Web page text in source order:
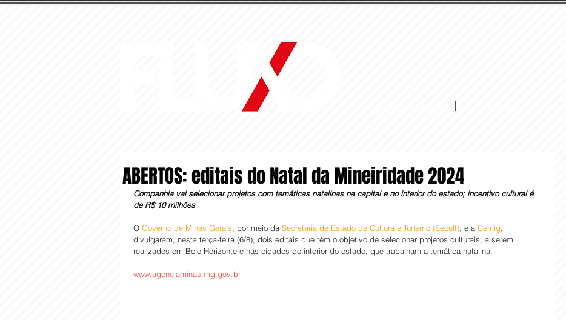
ABERTOS: editais do Natal da Mineiridade 2024
Companhia vai selecionar projetos com temáticas natalinas na capital e no interior do estado; incentivo cultural é
de R$ 10 milhões
O Governo de Minas Gerais , por meio da Secretaria de Estado de Cultura e Turismo (Secult) , e a Cemig
divulgaram, nesta terça-feira (6/8), dois editais que têm o objetivo de selecionar projetos culturais, a serem
realizados em Belo Horizonte e nas cidades do interior do estado, que trabalham a temática natalina.
www.agenciaminas.mg.gov.br